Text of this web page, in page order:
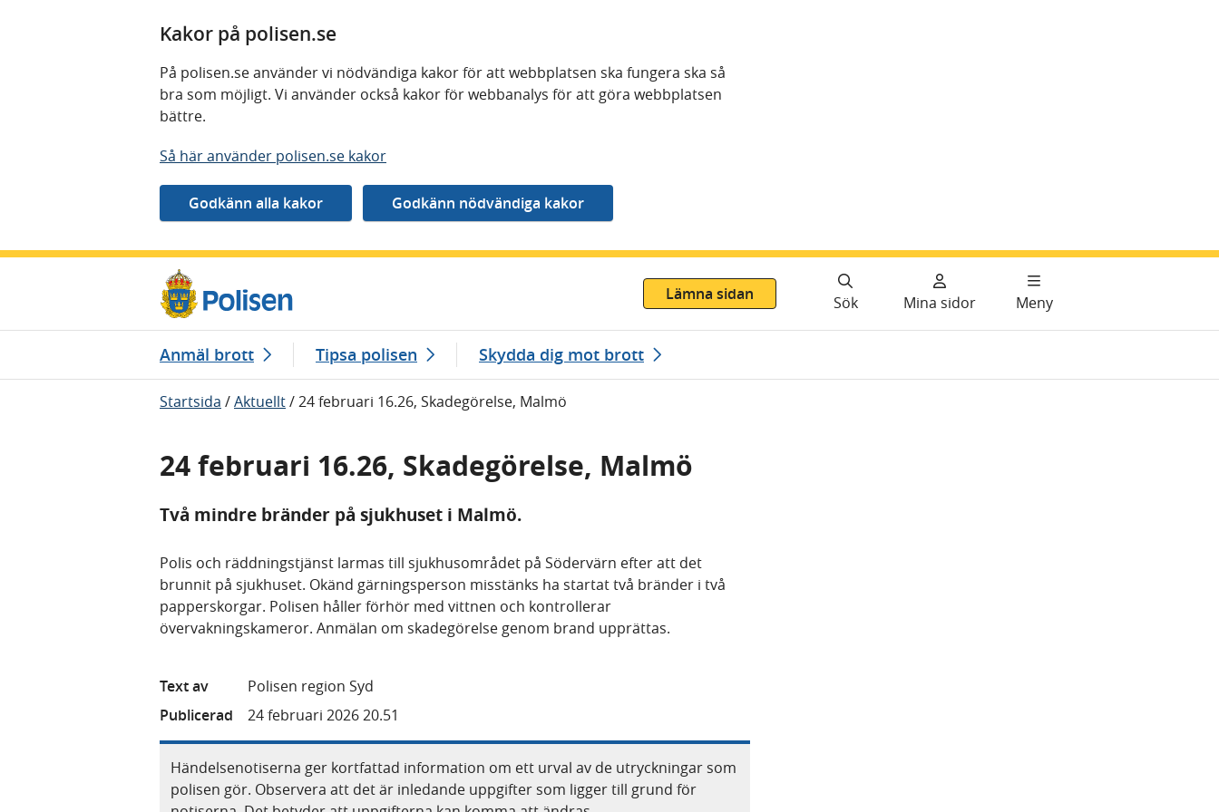
Kakor på polisen.se
På polisen.se använder vi nödvändiga kakor för att webbplatsen ska fungera ska så
bra som möjligt. Vi använder också kakor för webbanalys för att göra webbplatsen
bättre.
Så här använder polisen.se kakor
Lämna sidan
Sök Mina sidor Meny
Anmäl brott Tipsa polisen Skydda dig mot brott
Startsida /Aktuellt/24 februari 16.26, Skadegörelse, Malmö
24 februari 16.26, Skadegörelse, Malmö
Två mindre bränder på sjukhuset i Malmö.
Polis och räddningstjänst larmas till sjukhusområdet på Södervärn efter att det
brunnit på sjukhuset. Okänd gärningsperson misstänks ha startat två bränder i två
papperskorgar. Polisen håller förhör med vittnen och kontrollerar
övervakningskameror. Anmälan om skadegörelse genom brand upprättas.
Text av
Polisen region Syd
Publicerad
24 februari 2026 20.51
Händelsenotiserna ger kortfattad information om ett urval av de utryckningar som
polisen gör. Observera att det är inledande uppgifter som ligger till grund för